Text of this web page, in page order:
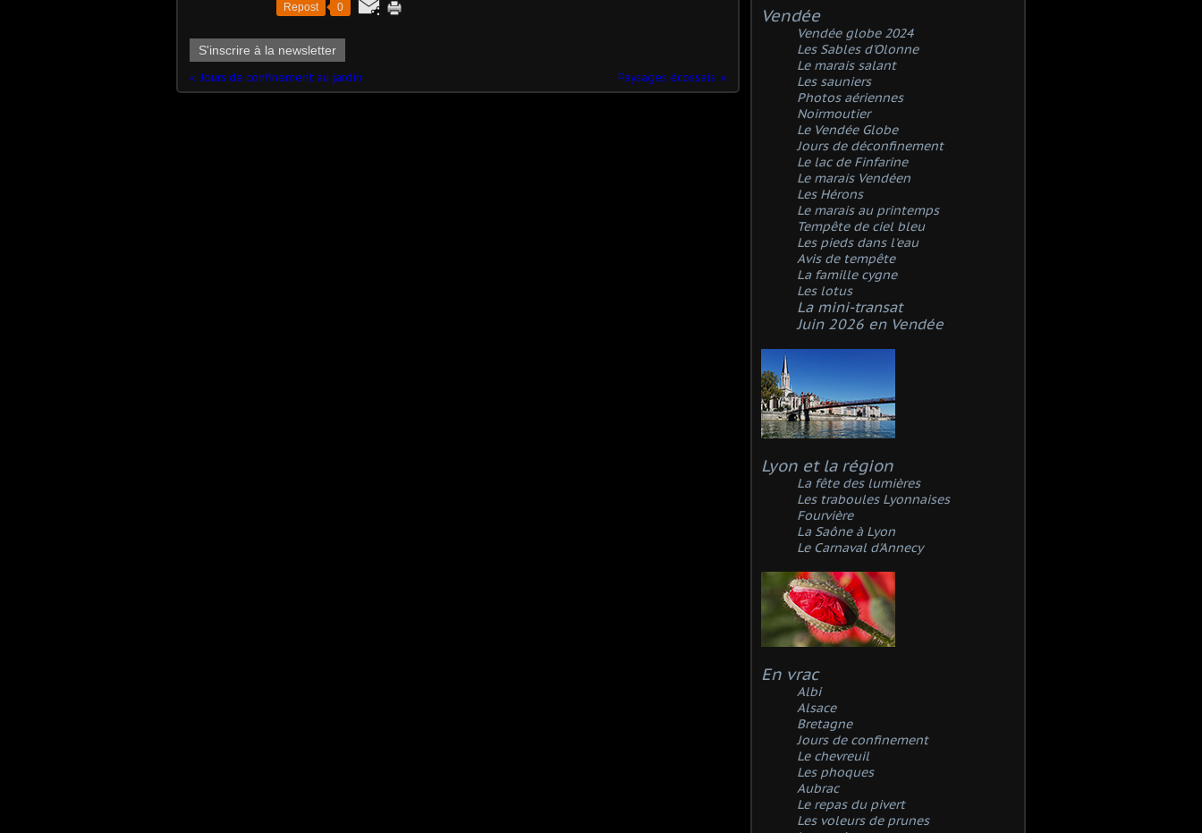
Repost 0
S'inscrire à la newsletter
Jours de confinement au jardin Paysages écossais
Vendée
Vendée globe 2024
Les Sables d'Olonne
Le marais salant
Les sauniers
Photos aériennes
Noirmoutier
Le Vendée Globe
Jours de déconfinement
Le lac de Finfarine
Le marais Vendéen
Les Hérons
Le marais au printemps
Tempête de ciel bleu
Les pieds dans l'eau
Avis de tempête
La famille cygne
Les lotus
La mini-transat
Juin 2026 en Vendée
Lyon et la région
La fête des lumières
Les traboules Lyonnaises
Fourvière
La Saône à Lyon
Le Carnaval d'Annecy
En vrac
Albi
Alsace
Bretagne
Jours de confinement
Le chevreuil
Les phoques
Aubrac
Le repas du pivert
Les voleurs de prunes